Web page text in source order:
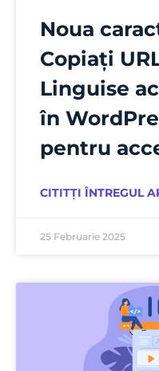
Noua
Copiați
Linguise
în
pentru
CITITȚI ÎNTREGUL
25 Februarie 2025